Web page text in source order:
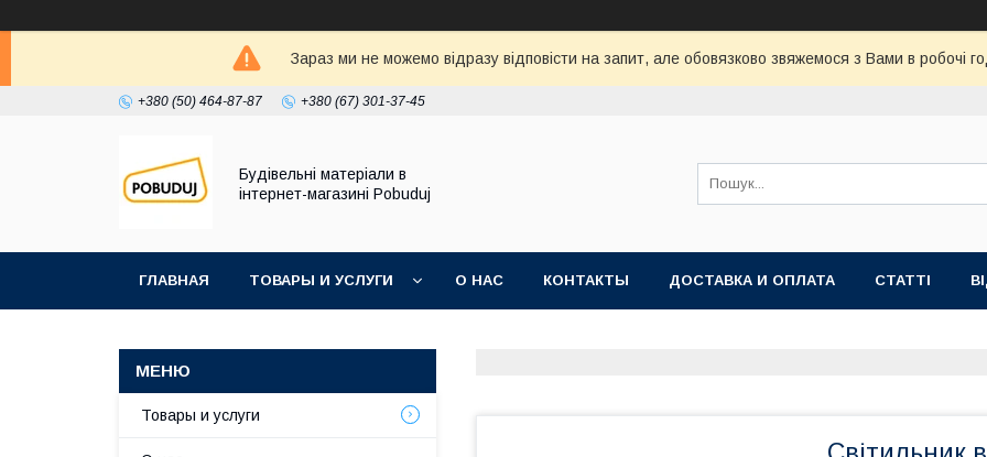
Зараз ми не можемо відразу відповісти на запит, але обовязково звяжемося з Вами в робочі
+380 (50) 464-87-87 +380 (67) 301-37-45
Будівельні матеріали в
інтернет-магазині Pobuduj
ГЛАВНАЯ ТОВАРЫ И УСЛУГИ О НАС КОНТАКТЫ ДОСТАВКА И ОПЛАТА СТАТТІ
Товары и услуги